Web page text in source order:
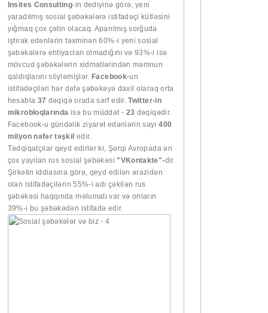
Insites Consulting-in dediyinə görə, yeni
yaradılmış sosial şəbəkələrə istifadəçi kütləsini
yığmaq çox çətin olacaq. Aparılmış sorğuda
iştirak edənlərin təxminən 60%-i yeni sosial
şəbəkələrə ehtiyacları olmadığını və 93%-i isə
mövcud şəbəkələrin xidmətlərindən məmnun
qaldıqlarını söyləmişlər. Facebook-un
istifadəçiləri hər dəfə şəbəkəyə daxil olaraq orta
hesabla 37 dəqiqə orada sərf edir.Twitter-in
mikrobloqlarında isə bu müddət - 23 dəqiqədir.
Facebook-u gündəlik ziyarət edənlərin sayı400
milyon nəfər təşkil edir.
Tədqiqatçılar qeyd edirlər ki, Şərqi Avropada ən
çox yayılan rus sosial şəbəkəsi"VKontakte"-dir.
Şirkətin iddiasına görə, qeyd edilən ərazidən
olan istifadəçilərin 55%-i adı çəkilən rus
şəbəkəsi haqqında məlumatı var və onların
39%-i bu şəbəkədən istifadə edir.